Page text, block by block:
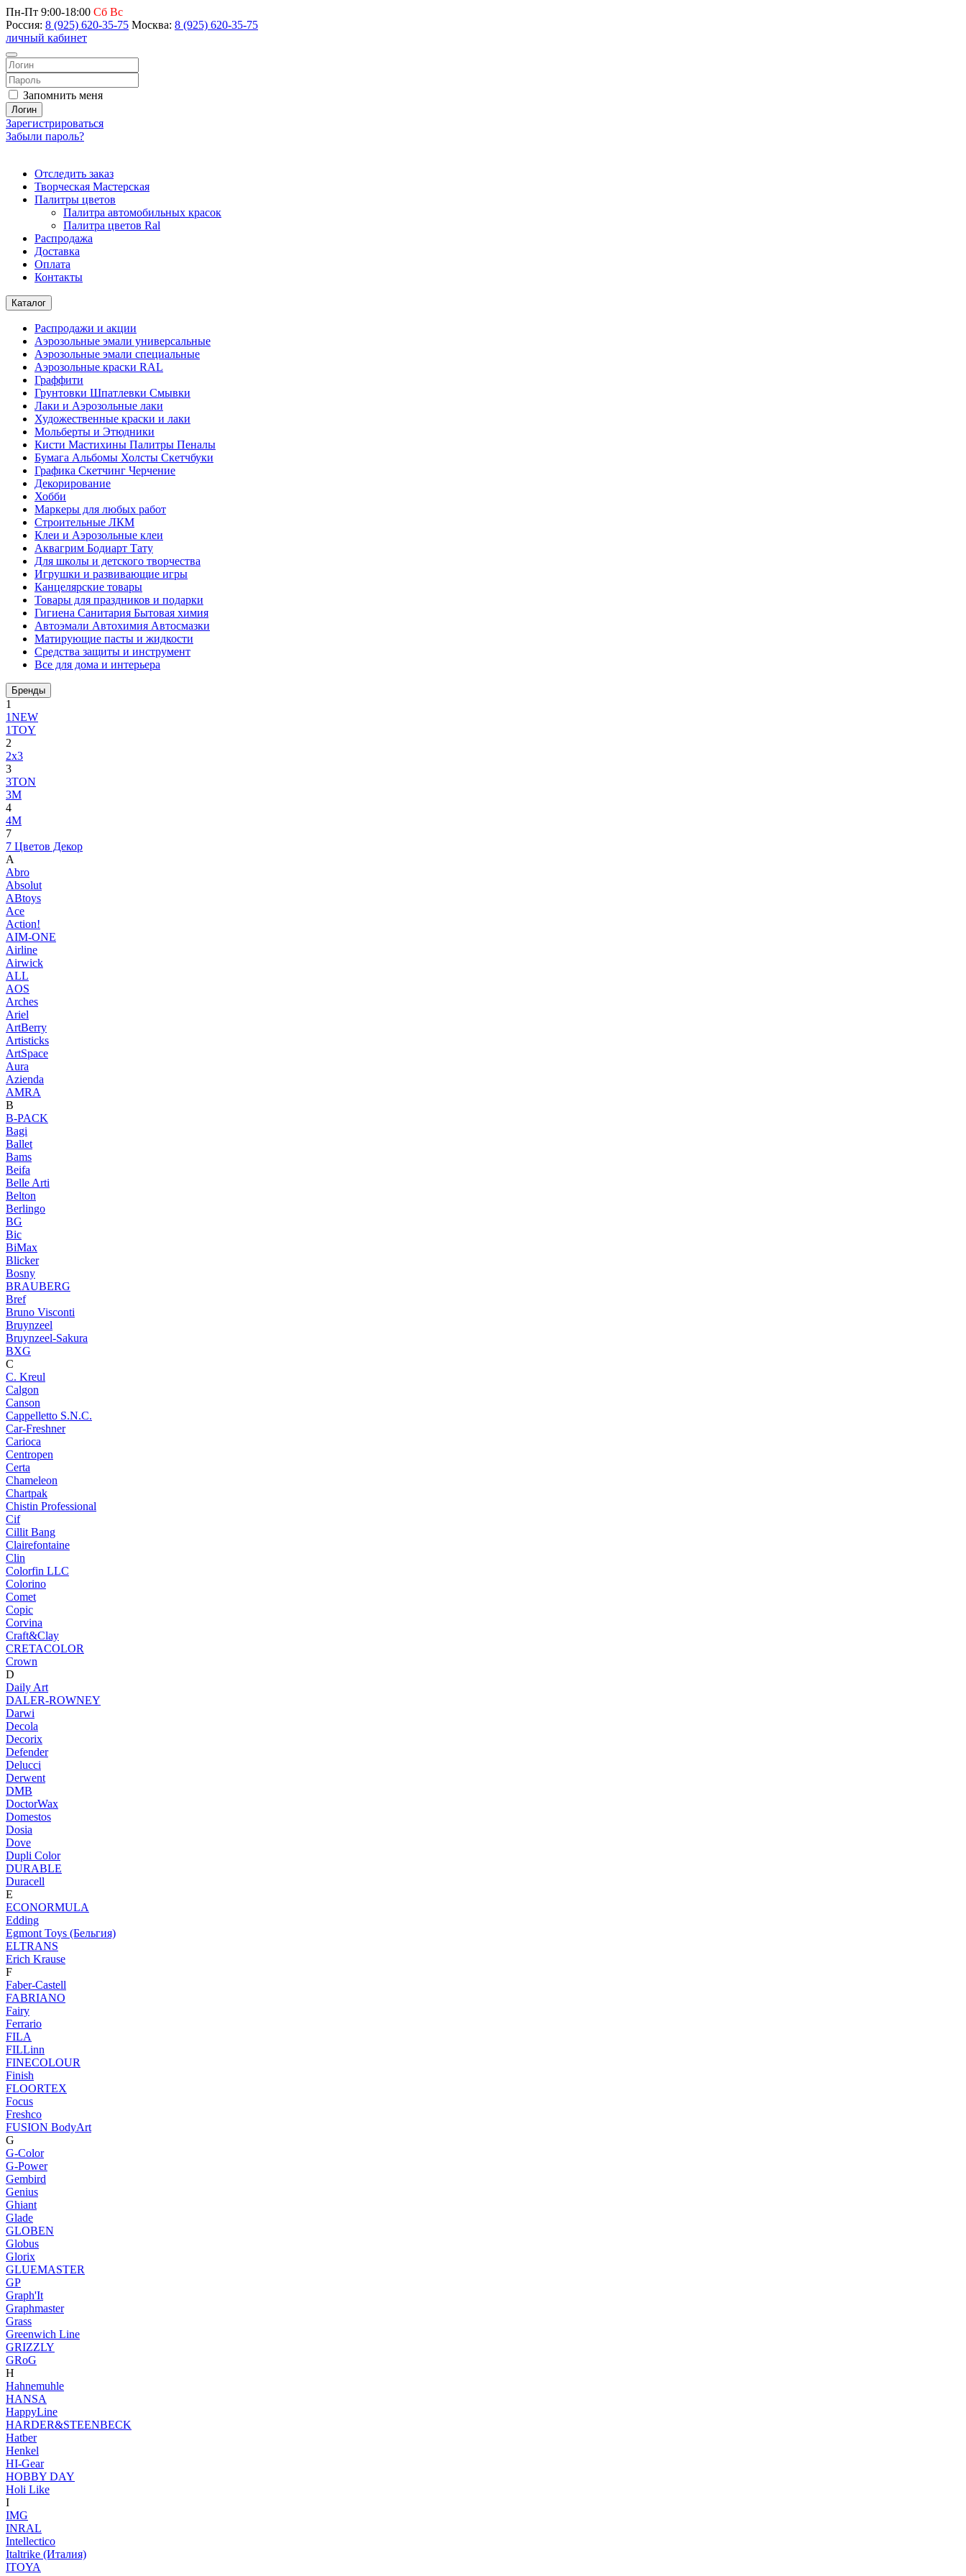
Пн-Пт 9:00-18:00 Сб Вс
Россия: 8 (925) 620-35-75 Москва: 8 (925) 620-35-75
личный кабинет
Запомнить меня
Логин
Зарегистрироваться
Забыли пароль?
Отследить заказ
Творческая Мастерская
Палитры цветов
Палитра автомобильных красок
Палитра цветов Ral
Распродажа
Доставка
Оплата
Контакты
Каталог
Распродажи и акции
Аэрозольные эмали универсальные
Аэрозольные эмали специальные
Аэрозольные краски RAL
Граффити
Грунтовки Шпатлевки Смывки
Лаки и Аэрозольные лаки
Художественные краски и лаки
Мольберты и Этюдники
Кисти Мастихины Палитры Пеналы
Бумага Альбомы Холсты Скетчбуки
Графика Скетчинг Черчение
Декорирование
Хобби
Маркеры для любых работ
Строительные ЛКМ
Клеи и Аэрозольные клеи
Аквагрим Бодиарт Тату
Для школы и детского творчества
Игрушки и развивающие игры
Канцелярские товары
Товары для праздников и подарки
Гигиена Санитария Бытовая химия
Автоэмали Автохимия Автосмазки
Матирующие пасты и жидкости
Средства защиты и инструмент
Все для дома и интерьера
Бренды
1
1NEW
1TOY
2
2x3
3
3TON
3М
4
4M
7
7 Цветов Декор
A
Abro
Absolut
ABtoys
Ace
Action!
AIM-ONE
Airline
Airwick
ALL
AOS
Arches
Ariel
ArtBerry
Artisticks
ArtSpace
Aura
Azienda
AМRA
B
B-PACK
Bagi
Ballet
Bams
Beifa
Belle Arti
Belton
Berlingo
BG
Bic
BiMax
Blicker
Bosny
BRAUBERG
Bref
Bruno Visconti
Bruynzeel
Bruynzeel-Sakura
BXG
C
C. Kreul
Calgon
Canson
Cappelletto S.N.C.
Car-Freshner
Carioca
Centropen
Certa
Chameleon
Chartpak
Chistin Professional
Cif
Cillit Bang
Clairefontaine
Clin
Colorfin LLC
Colorino
Comet
Copic
Corvina
Craft&Clay
CRETACOLOR
Crown
D
Daily Art
DALER-ROWNEY
Darwi
Decola
Decorix
Defender
Delucci
Derwent
DMB
DoctorWax
Domestos
Dosia
Dove
Dupli Color
DURABLE
Duracell
E
ECONORMULA
Edding
Egmont Toys (Бельгия)
ELTRANS
Erich Krause
F
Faber-Castell
FABRIANO
Fairy
Ferrario
FILA
FILLinn
FINECOLOUR
Finish
FLOORTEX
Focus
Freshco
FUSION BodyArt
G
G-Color
G-Power
Gembird
Genius
Ghiant
Glade
GLOBEN
Globus
Glorix
GLUEMASTER
GP
Graph'It
Graphmaster
Grass
Greenwich Line
GRIZZLY
GRoG
H
Hahnemuhle
HANSA
HappyLine
HARDER&STEENBECK
Hatber
Henkel
HI-Gear
HOBBY DAY
Holi Like
I
IMG
INRAL
Intellectico
Italtrike (Италия)
ITOYA